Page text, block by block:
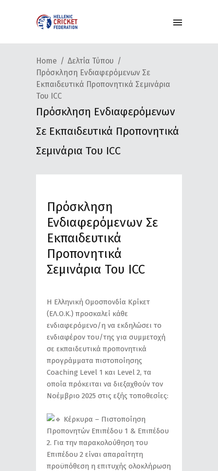
Home
Δελτία Τύπου
Πρόσκληση Ενδιαφερόμενων Σε
Εκπαιδευτικά Προπονητικά Σεμινάρια
Του ICC
Πρόσκληση Ενδιαφερόμενων
Σε Εκπαιδευτικά Προπονητικά
Σεμινάρια Του ICC
Πρόσκληση
Ενδιαφερόμενων Σε
Εκπαιδευτικά
Προπονητικά
Σεμινάρια Του ICC
Η Ελληνική Ομοσπονδία Κρίκετ
(ΕΛ.Ο.Κ.) προσκαλεί κάθε
ενδιαφερόμενο/η να εκδηλώσει το
ενδιαφέρον του/της για συμμετοχή
σε εκπαιδευτικά προπονητικά
προγράμματα πιστοποίησης
Coaching Level 1 και Level 2, τα
οποία πρόκειται να διεξαχθούν τον
Νοέμβριο 2025 στις εξής τοποθεσίες:
Κέρκυρα – Πιστοποίηση
Προπονητών Επιπέδου 1 & Επιπέδου
2. Για την παρακολούθηση του
Επιπέδου 2 είναι απαραίτητη
προϋπόθεση η επιτυχής ολοκλήρωση